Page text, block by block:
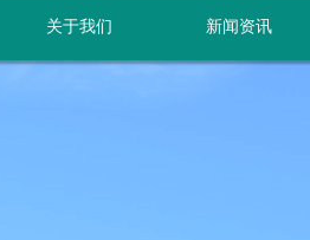
关于我们 新闻资讯